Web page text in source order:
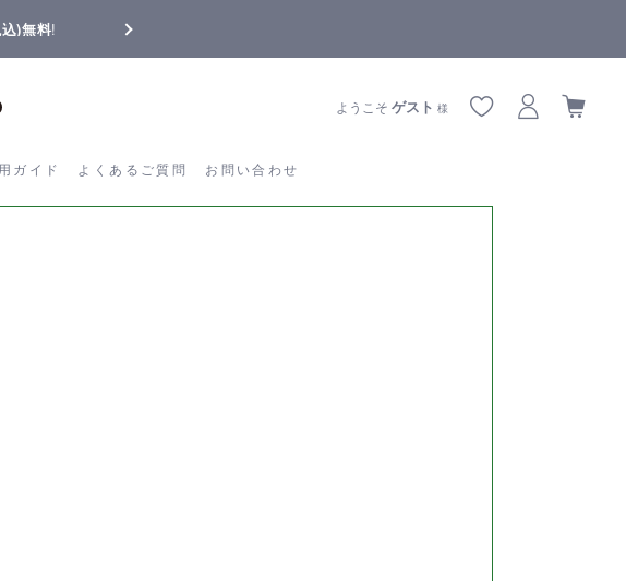
)無料!
ガイド よくあるご質問 お問い合わせ
ようこそゲスト 様
利用ガイド よくあるご質問